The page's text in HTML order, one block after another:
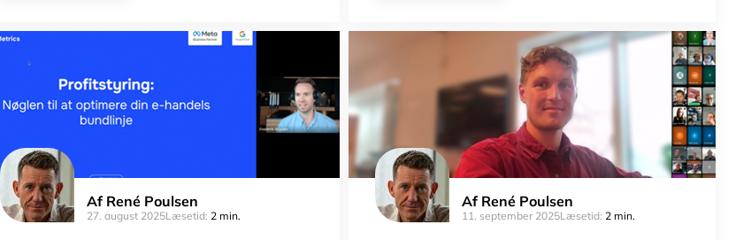
Af René Poulsen
27. august 2025Læsetid: 2 min.
Af René Poulsen
11. september 2025Læsetid:2 min.